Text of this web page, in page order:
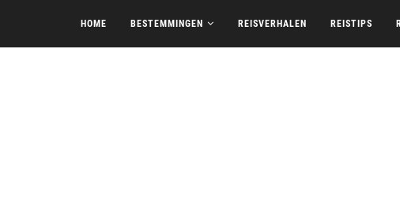
HOME BESTEMMINGEN REISVERHALEN REISTIPS